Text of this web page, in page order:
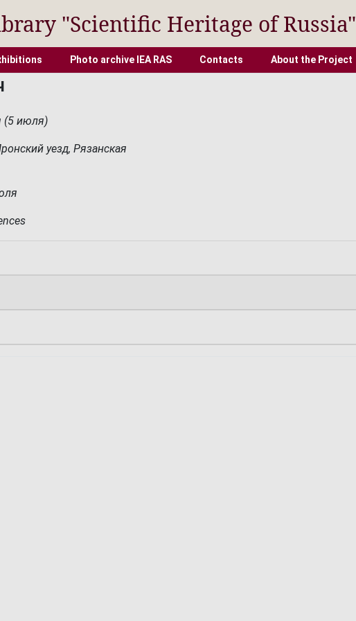
"Scientific Heritage of Russia"
Photo archive IEA RAS Contacts About the Project
(5 июля)
уезд, Рязанская